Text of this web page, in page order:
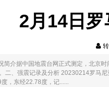
2月14日
简介据中国地震台网正式测定，北京
二、强震记录及分析 20230214罗马
，东经22.78度，记......